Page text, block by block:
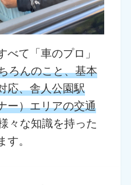
べて「車のプロ」
ろんのこと、基本
応、舎人公園駅
ー）エリアの交通
々な知識を持った
す。